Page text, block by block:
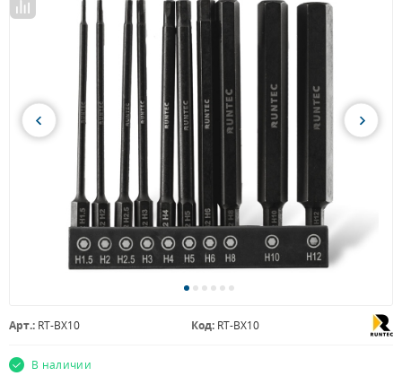
Арт.: RT-BX10 Код: RT-BX10
В наличии